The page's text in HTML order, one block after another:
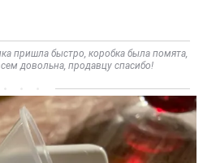
пришла быстро, коробка была помята,
довольна, продавцу спасибо!